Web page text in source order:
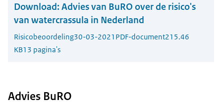
Download: Advies van BuRO over de risico's
van watercrassula in Nederland
Risicobeoordeling30-03-2021 PDF-document215.46
KB13 pagina's
Advies BuRO